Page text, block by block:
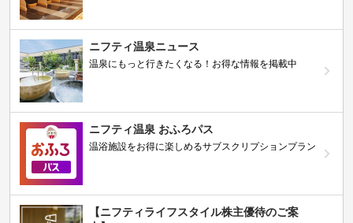
ニフティ温泉ニュース
温泉にもっと行きたくなる！お得な情報を掲載中
ニフティ温泉 おふろパス
温浴施設をお得に楽しめるサブスクリプションプラン
【ニフティライフスタイル株主優待のご案